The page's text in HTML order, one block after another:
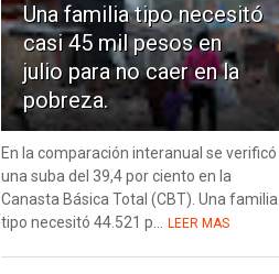
Una familia tipo necesitó
casi 45 mil pesos en
julio para no caer en la
pobreza.
En la comparación interanual se verificó
una suba del 39,4 por ciento en la
Canasta Básica Total (CBT). Una familia
tipo necesitó 44.521 p... LEER MAS